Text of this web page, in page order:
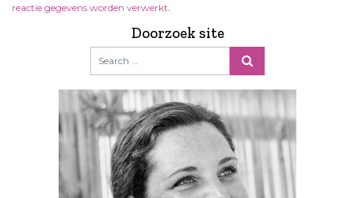
reactie gegevens worden verwerkt
Doorzoek site